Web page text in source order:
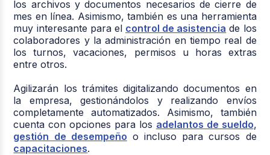
los archivos y documentos necesarios de cierre de
mes en línea. Asimismo, también es una herramienta
muy interesante para el control de asistencia de los
colaboradores y la administración en tiempo real de
los turnos, vacaciones, permisos u horas extras
entre otros.
Agilizarán los trámites digitalizando documentos en
la empresa, gestionándolos y realizando envíos
completamente automatizados. Asimismo, también
cuenta con opciones para los adelantos de sueldo,
gestión de desempeño o incluso para cursos de
capacitaciones.